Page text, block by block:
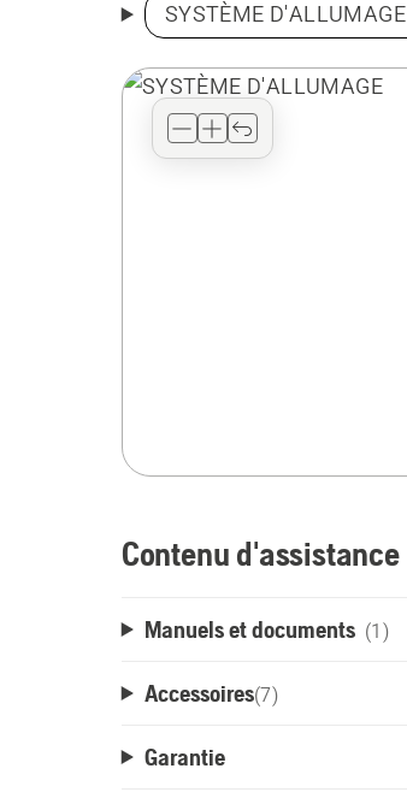
SYSTÈME D'ALLUMAGE
Contenu d'assistance
Manuels et documents (1)
Accessoires(7)
Garantie